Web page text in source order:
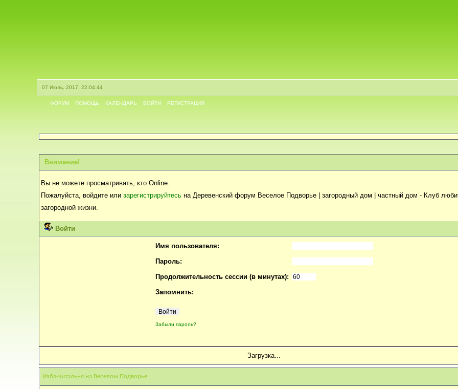
07 Июль, 2017, 22:04:44
ФОРУМ ПОМОЩЬ КАЛЕНДАРЬ ВОЙТИ РЕГИСТРАЦИЯ
Внимание!
Вы не можете просматривать, кто Online.
Пожалуйста, войдите или зарегистрируйтесь на Деревенский форум Веселое Подворье | загородный дом | частный дом - Клуб
загородной жизни.
Войти
Имя пользователя:
Пароль:
Продолжительность сессии (в минутах):
Запомнить:
Забыли пароль?
Загрузка...
Изба-читальня на Веселом Подворье